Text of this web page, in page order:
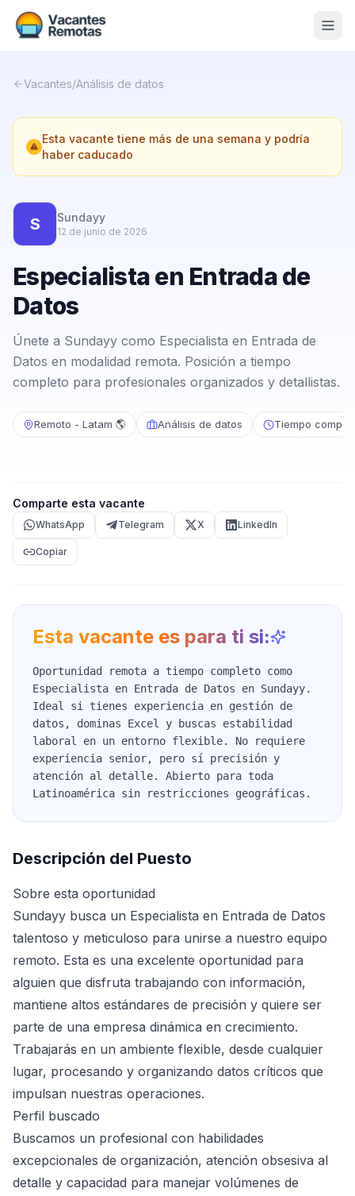
Nosotros
Contacto
Calculadora Freelance
Vacantes/Análisis de datos
Esta vacante tiene más de una semana y podría
haber caducado
S Sundayy
12 de junio de 2026
Especialista en Entrada de
Datos
Únete a Sundayy como Especialista en Entrada de
Datos en modalidad remota. Posición a tiempo
completo para profesionales organizados y detallistas.
Remoto - Latam 🌎 Análisis de datos Tiempo
Comparte esta vacante
WhatsApp Telegram X LinkedIn
Copiar
Esta vacante es para ti si:
Oportunidad remota a tiempo completo como
Especialista en Entrada de Datos en Sundayy.
Ideal si tienes experiencia en gestión de
datos, dominas Excel y buscas estabilidad
laboral en un entorno flexible. No requiere
experiencia senior, pero sí precisión y
atención al detalle. Abierto para toda
Latinoamérica sin restricciones geográficas.
Descripción del Puesto
Sobre esta oportunidad
Sundayy busca un Especialista en Entrada de Datos
talentoso y meticuloso para unirse a nuestro equipo
remoto. Esta es una excelente oportunidad para
alguien que disfruta trabajando con información,
mantiene altos estándares de precisión y quiere ser
parte de una empresa dinámica en crecimiento.
Trabajarás en un ambiente flexible, desde cualquier
lugar, procesando y organizando datos críticos que
impulsan nuestras operaciones.
Perfil buscado
Buscamos un profesional con habilidades
excepcionales de organización, atención obsesiva al
detalle y capacidad para manejar volúmenes de